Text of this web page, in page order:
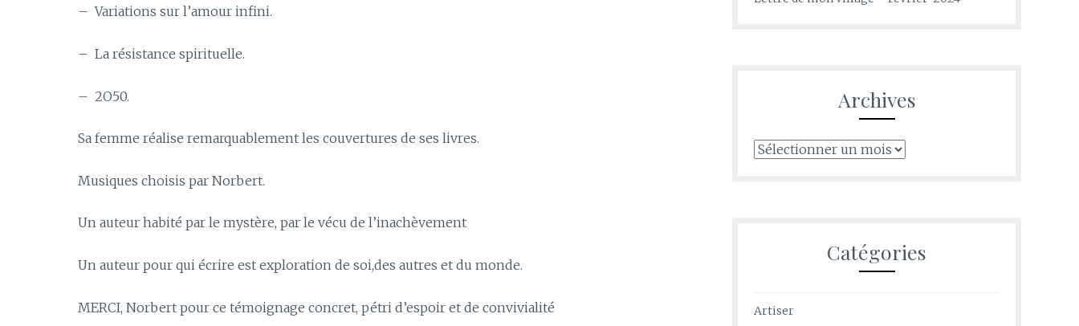
– Variations sur l’amour infini.
– La résistance spirituelle.
– 2O50.
Sa femme réalise remarquablement les couvertures de ses livres.
Musiques choisis par Norbert.
Un auteur habité par le mystère, par le vécu de l’inachèvement
Un auteur pour qui écrire est exploration de soi,des autres et du monde.
MERCI, Norbert pour ce témoignage concret, pétri d’espoir et de convivialité
Archives
Archives
Catégories
Artiser